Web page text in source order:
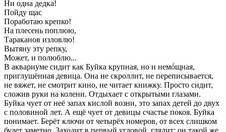
Ни одна дедка!
Пойду щас
Поработаю крепко!
На плесень поплюю,
Тараканов изловлю!
Вытяну эту репку,
Может, и полюблю...
В аквариуме сидит как Буйка крупная, но и немóщная,
приглушённая девица. Она не скроллит, не переписывается,
не вяжет, не смотрит кино, не читает книжку. Просто сидит,
сложив руки на колени. Отдыхает с открытыми глазами.
Буйка чует от неё запах кислой возни, это запах детей до двух
с половиной лет. А ещё чует от девицы счастье покоя. Буйка
понимает. Берёт ключи от четырёх номеров, от всех слишком
будет заметно. Заходит в первый угловой, глядит: он такой же,